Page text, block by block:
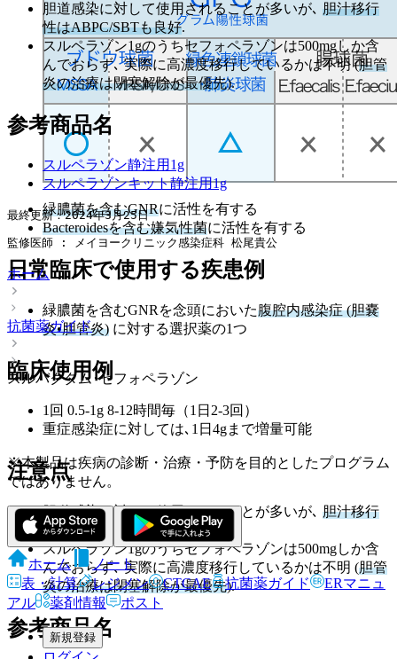
胆道感染に対して使用されることが多いが､ 胆汁移行
性はABPC/SBTも良好.
スルペラゾン1gのうちセフォペラゾンは500mgしか含
んでおらず､ 実際に高濃度移行しているかは不明 (胆管
炎の治療は閉塞解除が最優先).
参考商品名
スルペラゾン静注用1g
スルペラゾンキット静注用1g
最終更新：2024年3月25日
監修医師 : メイヨークリニック感染症科 松尾貴公
ホーム
抗菌薬ガイド
スルバクタム･セフォペラゾン
※本製品は疾病の診断・治療・予防を目的としたプログラム
ではありません。
ホーム
ノート
表・計算
レジメン CTCAE 抗菌薬ガイド
ERマニュ
アル
薬剤情報 ポスト
新規登録
緑膿菌を含むGNRに活性を有する
Bacteroidesを含む嫌気性菌に活性を有する
日常臨床で使用する疾患例
緑膿菌を含むGNRを念頭においた腹腔内感染症 (胆嚢
炎•胆管炎) に対する選択薬の1つ
臨床使用例
1回 0.5-1g 8-12時間毎（1日2-3回）
重症感染症に対しては､1日4gまで増量可能
注意点
胆道感染に対して使用されることが多いが､ 胆汁移行
性はABPC/SBTも良好.
スルペラゾン1gのうちセフォペラゾンは500mgしか含
んでおらず､ 実際に高濃度移行しているかは不明 (胆管
炎の治療は閉塞解除が最優先).
参考商品名